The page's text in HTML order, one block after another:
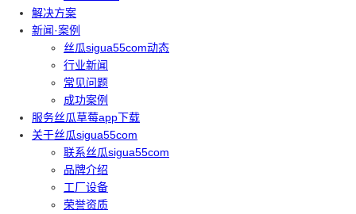
解决方案
新闻·案例
丝瓜sigua55com动态
行业新闻
常见问题
成功案例
服务丝瓜草莓app下载
关于丝瓜sigua55com
联系丝瓜sigua55com
品牌介绍
工厂设备
荣誉资质